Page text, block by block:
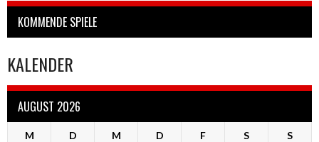
KOMMENDE SPIELE
KALENDER
AUGUST 2026
M D M D F S S